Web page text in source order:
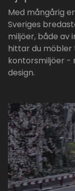
Med mångårig
Sveriges
miljöer, både av
hittar du möbler
kontorsmiljöer -
design.